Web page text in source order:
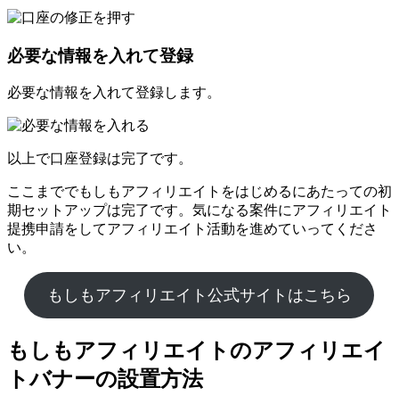
必要な情報を入れて登録
必要な情報を入れて登録します。
以上で口座登録は完了です。
ここまででもしもアフィリエイトをはじめるにあたっての初
期セットアップは完了です。気になる案件にアフィリエイト
提携申請をしてアフィリエイト活動を進めていってくださ
い。
もしもアフィリエイト公式サイトはこちら
もしもアフィリエイトのアフィリエイ
トバナーの設置方法